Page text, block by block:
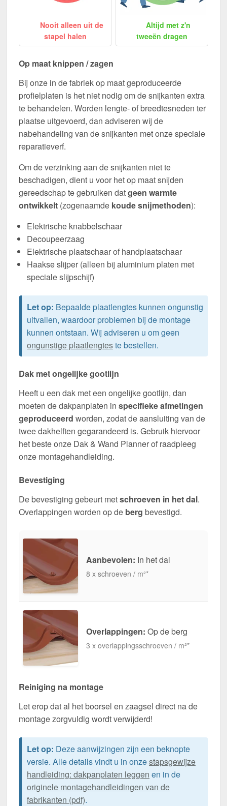
Nooit alleen uit de
stapel halen
Altijd met z'n
tweeën dragen
Op maat knippen / zagen
Bij onze in de fabriek op maat geproduceerde
profielplaten is het niet nodig om de snijkanten extra
te behandelen. Worden lengte- of breedtesneden ter
plaatse uitgevoerd, dan adviseren wij de
nabehandeling van de snijkanten met onze speciale
reparatieverf.
Om de verzinking aan de snijkanten niet te
beschadigen, dient u voor het op maat snijden
gereedschap te gebruiken datgeen warmte
ontwikkelt (zogenaamde koude snijmethoden):
Elektrische knabbelschaar
Decoupeerzaag
Elektrische plaatschaar of handplaatschaar
Haakse slijper (alleen bij aluminium platen met
speciale slijpschijf)
Let op: Bepaalde plaatlengtes kunnen ongunstig
uitvallen, waardoor problemen bij de montage
kunnen ontstaan. Wij adviseren u om geen
ongunstige plaatlengteste bestellen.
Dak met ongelijke gootlijn
Heeft u een dak met een ongelijke gootlijn, dan
moeten de dakpanplaten in specifieke afmetingen
geproduceerd worden, zodat de aansluiting van de
twee dakhelften gegarandeerd is. Gebruik hiervoor
het beste onze Dak & Wand Planner of raadpleeg
onze montagehandleiding.
Bevestiging
De bevestiging gebeurt metschroeven in het dal.
Overlappingen worden op de berg bevestigd.
Aanbevolen: In het dal
8 x schroeven / m²*
Overlappingen: Op de berg
3 x overlappingsschroeven / m²*
Reiniging na montage
Let erop dat al het boorsel en zaagsel direct na de
montage zorgvuldig wordt verwijderd!
Let op: Deze aanwijzingen zijn een beknopte
versie. Alle details vindt u in onzestapsgewijze
handleiding: dakpanplaten leggen en in de
originele montagehandleidingen van de
fabrikanten (pdf).